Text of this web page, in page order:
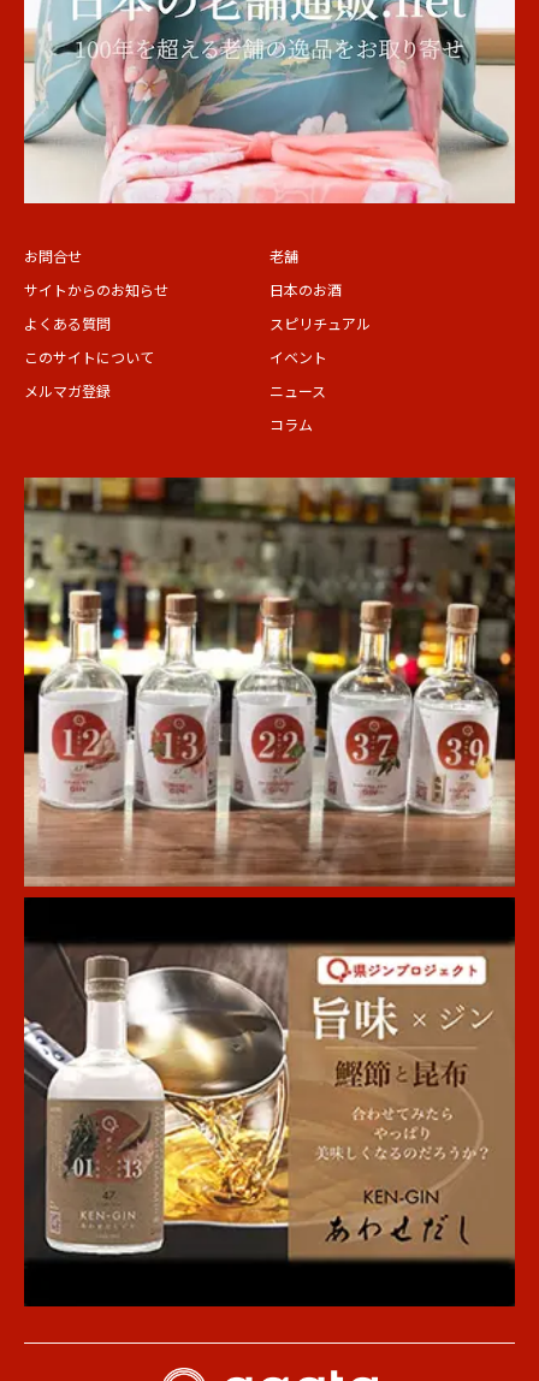
お問合せ
サイトからのお知らせ
よくある質問
このサイトについて
メルマガ登録
老舗
日本のお酒
スピリチュアル
イベント
ニュース
コラム